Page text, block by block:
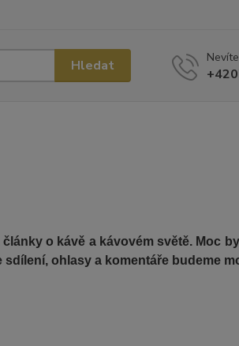
Hledat
o kávě a kávovém světě. Moc
sdílení, ohlasy a komentáře budeme